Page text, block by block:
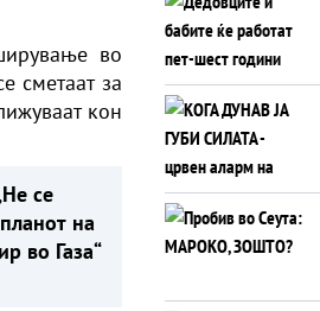
во
сметаат за
кон
се
на
во Газа“